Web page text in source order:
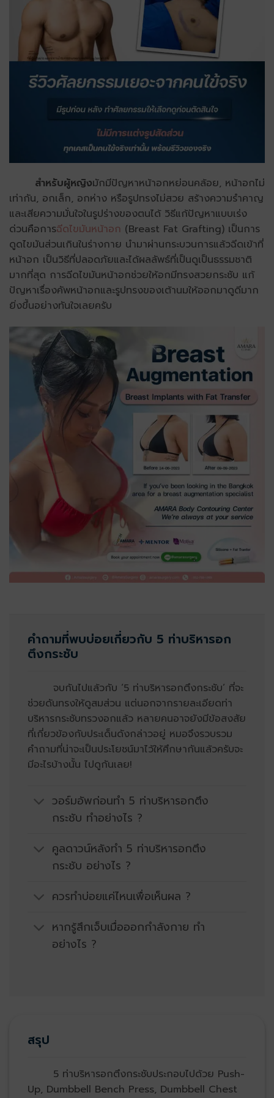
สำหรับผู้หญิงมักมีปัญหาหน้าอกหย่อนคล้อย, หน้าอกไม่
เท่ากัน, อกเล็ก, อกห่าง หรือรูปทรงไม่สวย สร้างความรำคาญ
และเสียความมั่นใจในรูปร่างของตนได้ วิธีแก้ปัญหาแบบเร่ง
ด่วนคือการฉีดไขมันหน้าอก (Breast Fat Grafting) เป็นการ
ดูดไขมันส่วนเกินในร่างกาย นำมาผ่านกระบวนการแล้วฉีดเข้าที่
หน้าอก เป็นวิธีที่ปลอดภัยและได้ผลลัพธ์ที่เป็นดูเป็นธรรมชาติ
มากที่สุด การฉีดไขมันหน้าอกช่วยให้อกมีทรงสวยกระชับ แก้
ปัญหาเรื่องคัพหน้าอกและรูปทรงของเต้านมให้ออกมาดูดีมาก
ยิ่งขึ้นอย่างทันใจเลยครับ
คำถามที่พบบ่อยเกี่ยวกับ 5 ท่าบริหารอก
ตึงกระชับ
จบกันไปแล้วกับ ‘5 ท่าบริหารอกตึงกระชับ’ ที่จะ
ช่วยดันทรงให้ดูสมส่วน แต่นอกจากรายละเอียดท่า
บริหารกระชับทรวงอกแล้ว หลายคนอาจยังมีข้อสงสัย
ที่เกี่ยวข้องกับประเด็นดังกล่าวอยู่ หมอจึงรวบรวม
คำถามที่น่าจะเป็นประโยชน์มาไว้ให้ศึกษากันแล้วครับจะ
มีอะไรบ้างนั้น ไปดูกันเลย!
วอร์มอัพก่อนทำ 5 ท่าบริหารอกตึง
กระชับ ทำอย่างไร ?
คูลดาวน์หลังทำ 5 ท่าบริหารอกตึง
กระชับ อย่างไร ?
ควรทำบ่อยแค่ไหนเพื่อเห็นผล ?
หากรู้สึกเจ็บเมื่อออกกำลังกาย ทำ
อย่างไร ?
สรุป
5 ท่าบริหารอกตึงกระชับประกอบไปด้วย Push-
Up, Dumbbell Bench Press, Dumbbell Chest